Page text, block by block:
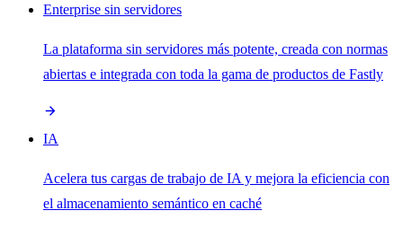
Enterprise sin servidores
La plataforma sin servidores más potente, creada con normas
abiertas e integrada con toda la gama de productos de Fastly
IA
Acelera tus cargas de trabajo de IA y mejora la eficiencia con
el almacenamiento semántico en caché